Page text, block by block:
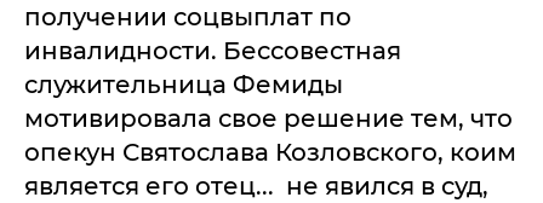
получении соцвыплат по
инвалидности. Бессовестная
служительница Фемиды
мотивировала свое решение тем, что
опекун Святослава Козловского, коим
является его отец... не явился в суд,